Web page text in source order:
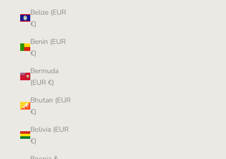
Belize (EUR
€)
Benin (EUR
€)
Bermuda
(EUR €)
Bhutan (EUR
€)
Bolivia (EUR
€)